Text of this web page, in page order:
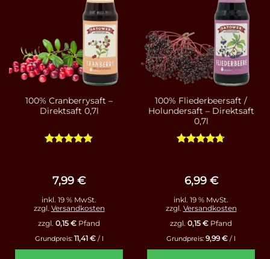
100% Cranberrysaft –
Direktsaft 0,7l
7,99 €
inkl. 19 % MwSt.
zzgl. Versandkosten
zzgl. 0,15 € Pfand
Grundpreis: 11,41 €/ l
100% Fliederbeersaft /
Holundersaft – Direktsaft
0,7l
6,99 €
inkl. 19 % MwSt.
zzgl. Versandkosten
zzgl. 0,15 € Pfand
Grundpreis: 9,99€ / l